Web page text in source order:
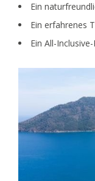
Ein
Ein erfahrenes
Ein All-